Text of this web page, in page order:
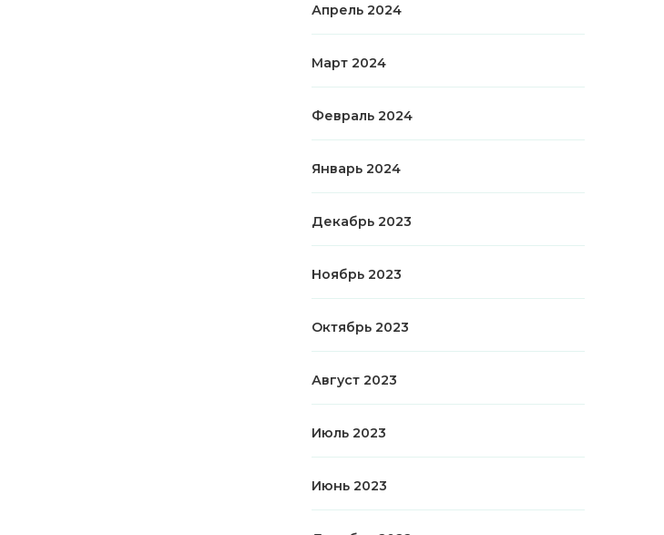
Апрель 2024
Март 2024
Февраль 2024
Январь 2024
Декабрь 2023
Ноябрь 2023
Октябрь 2023
Август 2023
Июль 2023
Июнь 2023